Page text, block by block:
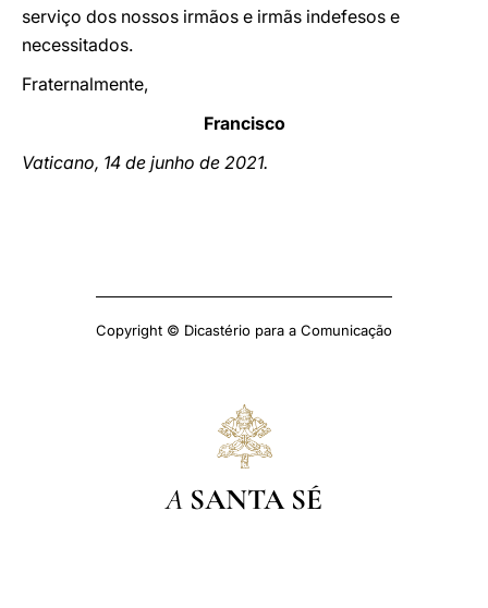
serviço dos nossos irmãos e irmãs indefesos e
necessitados.
Fraternalmente,
Francisco
Vaticano, 14 de junho de 2021.
Copyright © Dicastério para a Comunicação
A SANTA SÉ